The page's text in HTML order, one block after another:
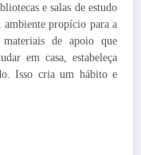
e salas de estudo
ambiente propício para a
materiais de apoio que
em casa, estabeleça
Isso cria um hábito e